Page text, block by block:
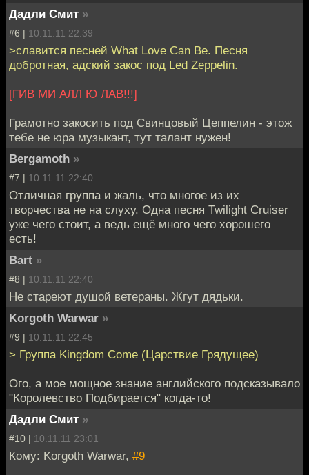
Дадли Смит »
#6 | 10.11.11 22:39
>славится песней What Love Can Be. Песня
добротная, адский закос под Led Zeppelin.
[ГИВ МИ АЛЛ Ю ЛАВ!!!]
Грамотно закосить под Свинцовый Цеппелин - этож
тебе не юра музыкант, тут талант нужен!
Bergamoth »
#7 | 10.11.11 22:40
Отличная группа и жаль, что многое из их
творчества не на слуху. Одна песня Twilight Cruiser
уже чего стоит, а ведь ещё много чего хорошего
есть!
Bart »
#8 | 10.11.11 22:40
Не стареют душой ветераны. Жгут дядьки.
Korgoth Warwar »
#9 | 10.11.11 22:45
> Группа Kingdom Come (Царствие Грядущее)
Ого, а мое мощное знание английского подсказывало
"Королевство Подбирается" когда-то!
Дадли Смит »
#10 | 10.11.11 23:01
Кому: Korgoth Warwar, #9